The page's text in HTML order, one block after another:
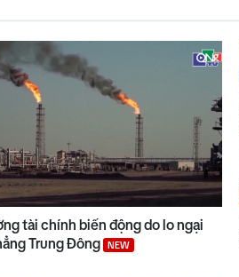
tài chính biến động do lo ngại
Trung Đông
NEW